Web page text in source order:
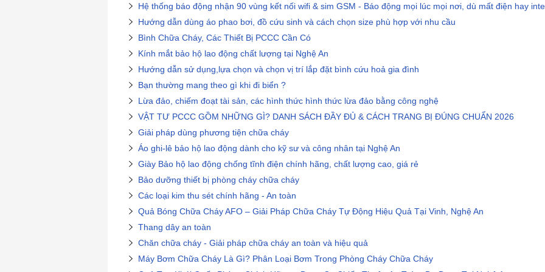
Hệ thống báo động nhận 90 vùng kết nối wifi & sim GSM - Báo động mọi lúc mọi nơi, dù mất điện hay
Hướng dẫn dùng áo phao bơi, đồ cứu sinh và cách chọn size phù hợp với nhu cầu
Bình Chữa Cháy, Các Thiết Bị PCCC Cần Có
Kính mắt bảo hộ lao động chất lượng tại Nghệ An
Hướng dẫn sử dụng,lựa chọn và chọn vị trí lắp đặt bình cứu hoả gia đình
Bạn thường mang theo gì khi đi biển ?
Lừa đảo, chiếm đoạt tài sản, các hình thức hình thức lừa đảo bằng công nghệ
VẬT TƯ PCCC GỒM NHỮNG GÌ? DANH SÁCH ĐẦY ĐỦ & CÁCH TRANG BỊ ĐÚNG CHUẨN 2026
Giải pháp dùng phương tiện chữa cháy
Áo ghi-lê bảo hộ lao động dành cho kỹ sư và công nhân tại Nghệ An
Giày Bảo hộ lao động chống tĩnh điện chính hãng, chất lượng cao, giá rẻ
Bảo dưỡng thiết bị phòng cháy chữa cháy
Các loại kim thu sét chính hãng - An toàn
Quả Bóng Chữa Cháy AFO – Giải Pháp Chữa Cháy Tự Động Hiệu Quả Tại Vinh, Nghệ An
Thang dây an toàn
Chăn chữa cháy - Giải pháp chữa cháy an toàn và hiệu quả
Máy Bơm Chữa Cháy Là Gì? Phân Loại Bơm Trong Phòng Cháy Chữa Cháy